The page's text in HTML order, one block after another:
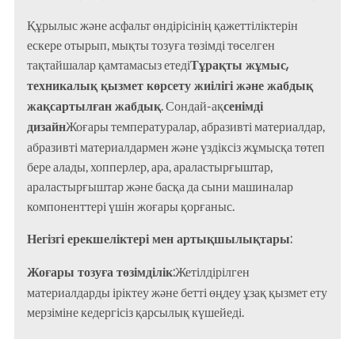
Құрылыс және асфальт өндірісінің қажеттіліктерін
ескере отырып, мықты тозуға төзімді төселген
тақтайшалар қамтамасыз етедіТұрақты жұмыс,
техникалық қызмет көрсету жиілігі және жабдық
жақсартылған жабдық. Сондай-ақсенімді
дизайнЖоғары температуралар, абразивті материалдар,
абразивті материалдармен және үздіксіз жұмысқа төтеп
бере алады, хопперлер, ара, араластырғыштар,
араластырғыштар және басқа да сыни машиналар
компоненттері үшін жоғары қорғаныс.
Негізгі ерекшеліктері мен артықшылықтары:
Жоғары тозуға төзімділік:Жетілдірілген
материалдарды іріктеу және бетті өңдеу ұзақ қызмет ету
мерзіміне кедергісіз қарсылық күшейеді.